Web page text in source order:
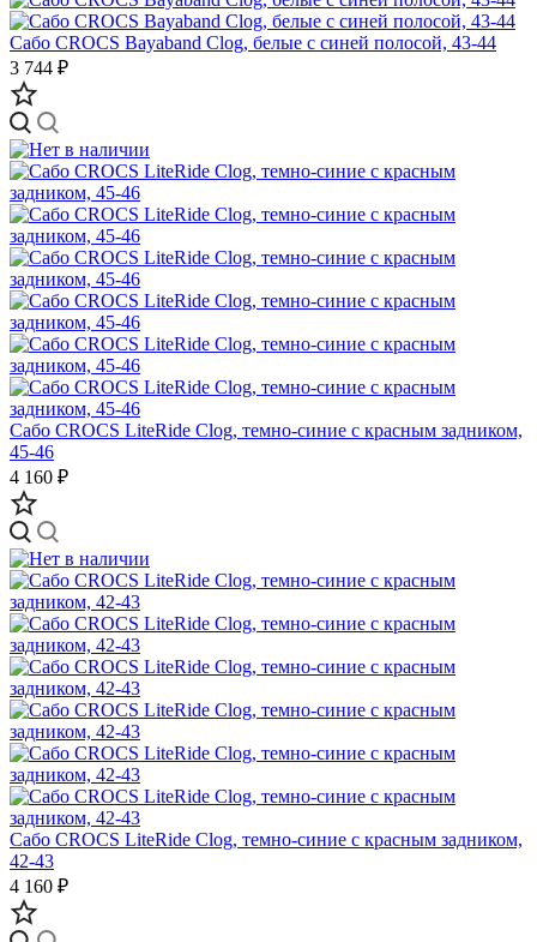
Сабо CROCS Bayaband Clog, белые с синей полосой, 43-44
3 744 ₽
Сабо CROCS LiteRide Clog, темно-синие с красным задником,
45-46
4 160 ₽
Сабо CROCS LiteRide Clog, темно-синие с красным задником,
42-43
4 160 ₽